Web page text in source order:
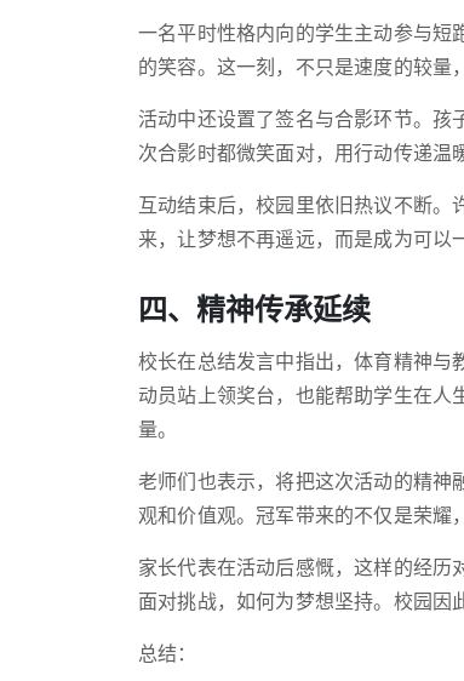
一名平时性格内向的学生主动参与
的笑容。这一刻，不只是速度的较量
活动中还设置了签名与合影环节。
次合影时都微笑面对，用行动传递温
互动结束后，校园里依旧热议不断
来，让梦想不再遥远，而是成为可以
四、精神传承延续
校长在总结发言中指出，体育精神
动员站上领奖台，也能帮助学生在
量。
老师们也表示，将把这次活动的精
观和价值观。冠军带来的不仅是荣耀
家长代表在活动后感慨，这样的经
面对挑战，如何为梦想坚持。校园因
总结：